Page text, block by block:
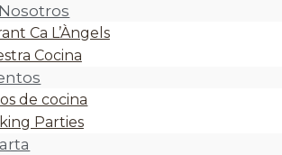
Ca L’Àngels
Cocina
de cocina
Parties